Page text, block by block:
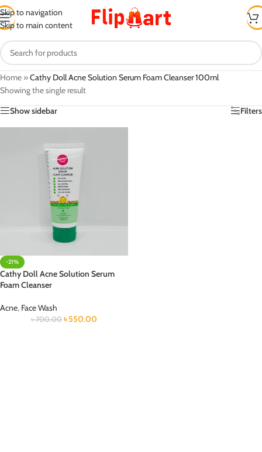
Skip to navigation
Skip to main content
Home »Cathy Doll Acne Solution Serum Foam Cleanser 100ml
Showing the single result
Show sidebar
Filters
-21%
Cathy Doll Acne Solution Serum
Foam Cleanser
Acne, Face Wash
৳700.00 ৳550.00